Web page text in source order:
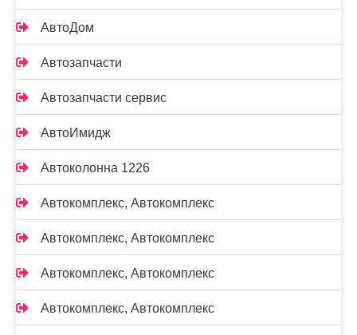
АвтоДом
Автозапчасти
Автозапчасти сервис
АвтоИмидж
Автоколонна 1226
Автокомплекс, Автокомплекс
Автокомплекс, Автокомплекс
Автокомплекс, Автокомплекс
Автокомплекс, Автокомплекс